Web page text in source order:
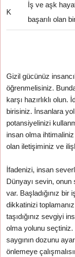
K
İş ve aşk
başarılı olan
Gizil gücünüz
öğrenmelisiniz.
karşı hazırlıklı
birisiniz. İnsanlara
potansiyelinizi
insan olma
olan iletişiminiz ve
İfadenizi, insan
Dünyayı sevin, onun
var. Başladığınız
dikkatinizi
taşıdığınız sevgiyi
olma yolunu
saygının dozunu
önlemeye